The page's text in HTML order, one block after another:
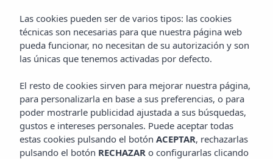
Las cookies pueden ser de varios tipos: las cookies
técnicas son necesarias para que nuestra página web
pueda funcionar, no necesitan de su autorización y son
las únicas que tenemos activadas por defecto.
El resto de cookies sirven para mejorar nuestra página,
para personalizarla en base a sus preferencias, o para
poder mostrarle publicidad ajustada a sus búsquedas,
gustos e intereses personales. Puede aceptar todas
estas cookies pulsando el botón ACEPTAR, rechazarlas
pulsando el botón RECHAZAR o configurarlas clicando